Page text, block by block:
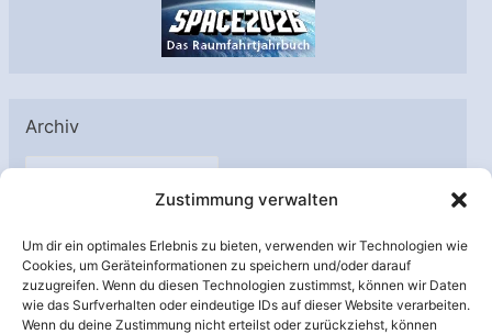
Zustimmung verwalten
Um dir ein optimales Erlebnis zu bieten, verwenden wir Technologien wie
Cookies, um Geräteinformationen zu speichern und/oder darauf
zuzugreifen. Wenn du diesen Technologien zustimmst, können wir Daten
wie das Surfverhalten oder eindeutige IDs auf dieser Website verarbeiten.
Wenn du deine Zustimmung nicht erteilst oder zurückziehst, können
Archiv
A
h
i
v
Unterstützt von: